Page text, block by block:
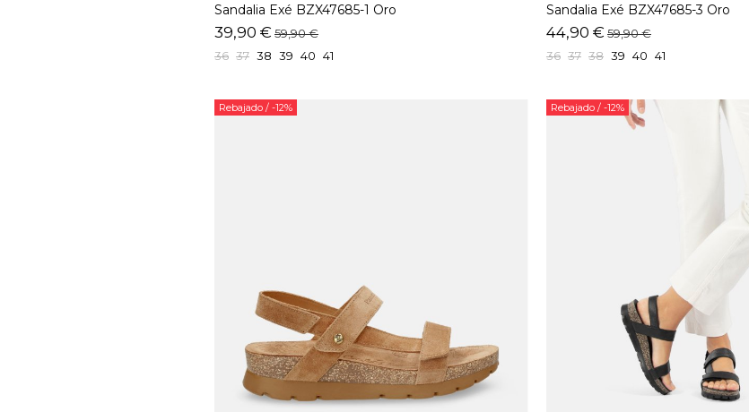
Sandalia Exé BZX47685-1 Oro
39,90 € 59,90 €
36 37 38 39 40 41
Sandalia Exé BZX47685-3 Oro
44,90 € 59,90 €
36 37 38 39 40 41
Rebajado / -12% Rebajado / -12%